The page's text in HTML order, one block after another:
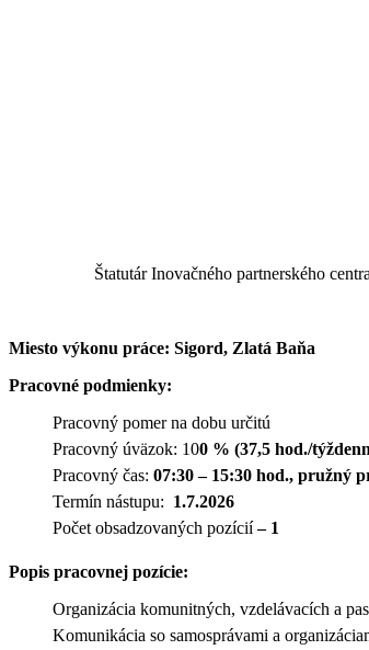
Štatutár Inovačného partnerského
Miesto výkonu práce: Sigord, Zlatá Baňa
Pracovné podmienky:
Pracovný pomer na dobu určitú
Pracovný úväzok: 100 % (37,5 hod./
Pracovný čas: 07:30 – 15:30 hod., pružný
Termín nástupu: 1.7.2026
Počet obsadzovaných pozícií– 1
Popis pracovnej pozície:
Organizácia komunitných, vzdelávacích a
Komunikácia so samosprávami a